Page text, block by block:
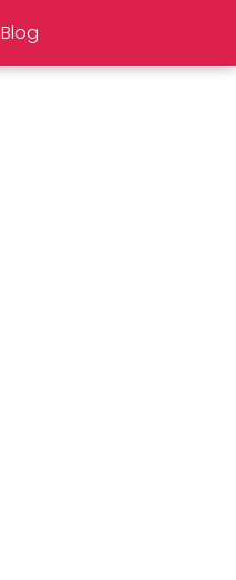
Blog